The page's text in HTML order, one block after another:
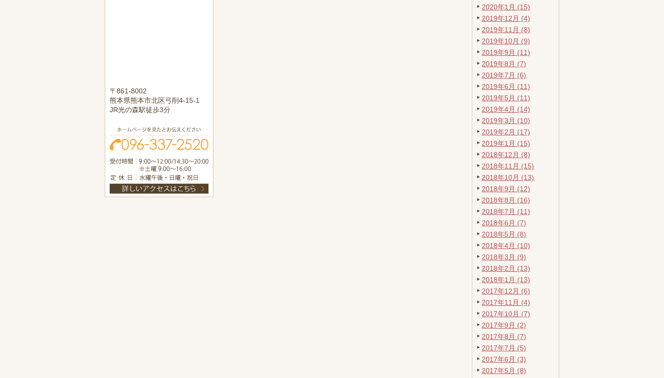
2020年1月 (15)
2019年12月 (4)
2019年11月 (8)
2019年10月 (9)
2019年9月 (11)
2019年8月 (7)
2019年7月 (6)
2019年6月 (11)
2019年5月 (11)
2019年4月 (14)
2019年3月 (10)
2019年2月 (17)
2019年1月 (15)
2018年12月 (8)
2018年11月 (15)
2018年10月 (13)
2018年9月 (12)
2018年8月 (16)
2018年7月 (11)
2018年6月 (7)
2018年5月 (8)
2018年4月 (10)
2018年3月 (9)
2018年2月 (13)
2018年1月 (13)
2017年12月 (6)
2017年11月 (4)
2017年10月 (7)
2017年9月 (2)
2017年8月 (7)
2017年7月 (5)
2017年6月 (3)
2017年5月 (8)
〒861-8002
熊本県熊本市北区弓削4-15-1
JR光の森駅徒歩3分